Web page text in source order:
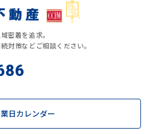
密着を追求。
対策などご相談ください。
日カレンダー